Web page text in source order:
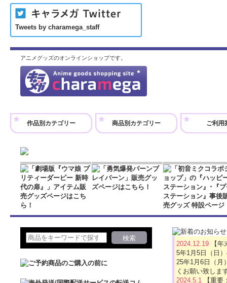
Tweets by charamega_staff
アニメグッズのオンラインショップです。
作品別カテゴリー 商品別カテゴリー ご利用
2024.12.19
【
5年1月5日（日
25年1月6日（月
くお願い致しま
2024.5.1
【重